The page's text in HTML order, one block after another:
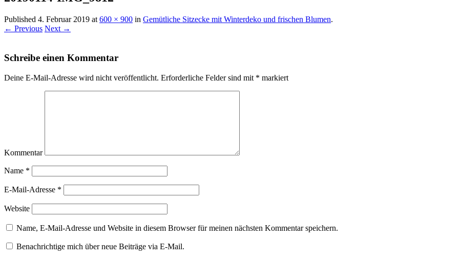
Published 4. Februar 2019 at 600 × 900 in Gemütliche Sitzecke mit Winterdeko und frischen Blumen.
← Previous Next →
Schreibe einen Kommentar
Deine E-Mail-Adresse wird nicht veröffentlicht. Erforderliche Felder sind mit * markiert
Kommentar
Name *
E-Mail-Adresse *
Website
Name, E-Mail-Adresse und Website in diesem Browser für meinen nächsten Kommentar speichern.
Benachrichtige mich über neue Beiträge via E-Mail.